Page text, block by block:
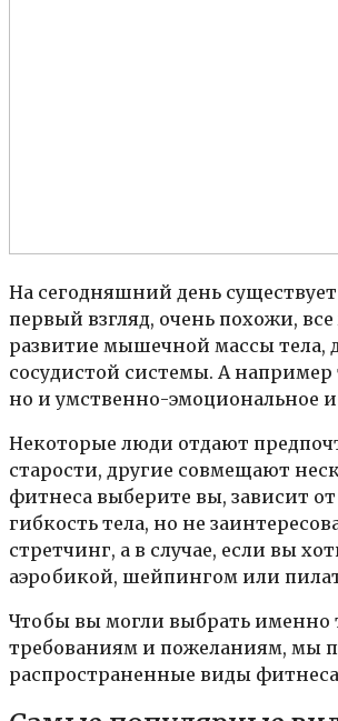
На сегодняшний день
первый взгляд, очень похожи,
развитие мышечной массы тела,
сосудистой системы. А например
но и умственно-эмоциональное и
Некоторые люди отдают
старости, другие совмещают
фитнеса выберите вы, зависит
гибкость тела, но не
стретчинг, а в случае, если вы
аэробикой, шейпингом или
Чтобы вы могли выбрать именно
требованиям и пожеланиям, мы
распространенные виды